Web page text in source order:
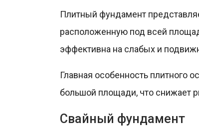
Плитный фундамент
расположенную под всей
эффективна на слабых и
Главная особенность плитного
большой площади, что снижает
Свайный фундамент